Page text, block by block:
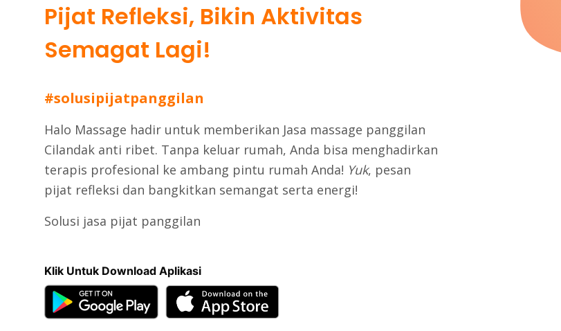
Pijat Refleksi, Bikin Aktivitas
Semagat Lagi!
#solusipijatpanggilan
Halo Massage hadir untuk memberikan Jasa massage panggilan
Cilandak anti ribet. Tanpa keluar rumah, Anda bisa menghadirkan
terapis profesional ke ambang pintu rumah Anda! Yuk, pesan
pijat refleksi dan bangkitkan semangat serta energi!
Solusi jasa pijat panggilan
Klik Untuk Download Aplikasi